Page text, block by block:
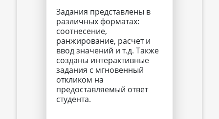
Задания представлены в
различных форматах:
соотнесение,
ранжирование, расчет и
ввод значений и т.д. Также
созданы интерактивные
задания с мгновенный
откликом на
предоставляемый ответ
студента.